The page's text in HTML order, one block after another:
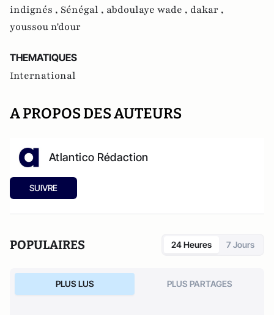
indignés , Sénégal , abdoulaye wade , dakar ,
youssou n'dour
THEMATIQUES
International
A PROPOS DES AUTEURS
Atlantico Rédaction
SUIVRE
POPULAIRES 24 Heures 7 Jours
PLUS LUS PLUS PARTAGES